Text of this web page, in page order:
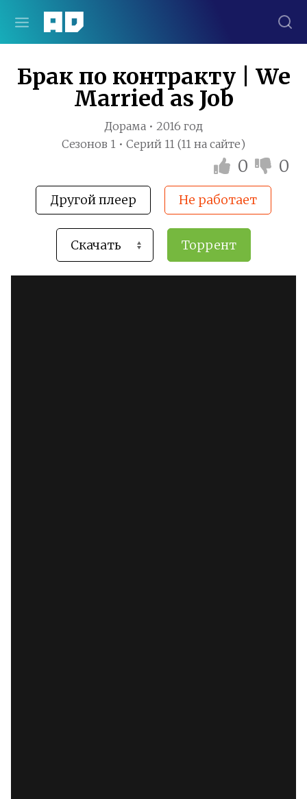
Брак по контракту | We
Married as Job
Дорама • 2016 год
Сезонов 1 • Серий 11 (11 на сайте)
0 0
Другой плеер Не работает
Торрент